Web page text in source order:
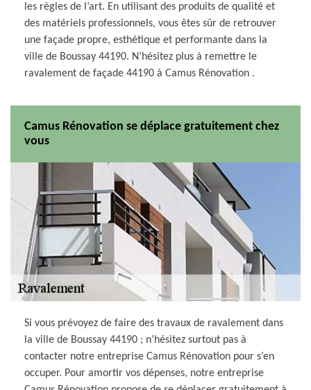
les règles de l’art. En utilisant des produits de qualité et
des matériels professionnels, vous êtes sûr de retrouver
une façade propre, esthétique et performante dans la
ville de Boussay 44190. N’hésitez plus à remettre le
ravalement de façade 44190 à Camus Rénovation .
Camus Rénovation se déplace gratuitement chez
vous
Si vous prévoyez de faire des travaux de ravalement dans
la ville de Boussay 44190 ; n’hésitez surtout pas à
contacter notre entreprise Camus Rénovation pour s’en
occuper. Pour amortir vos dépenses, notre entreprise